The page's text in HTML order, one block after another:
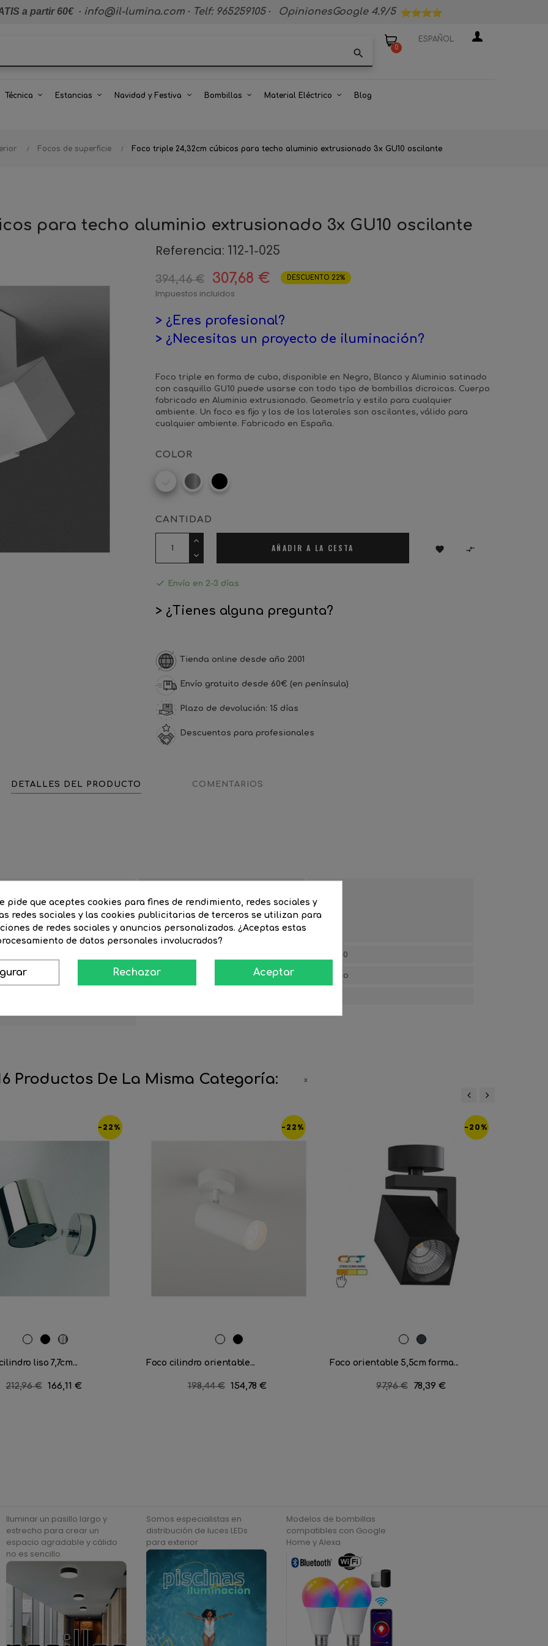
a partir 60€· info@il-lumina.com · Telf: 965259105 · OpinionesGoogle 4.9/5
search 0
ESPAÑOL
Técnica Estancias Navidad y Festiva Bombillas Material Eléctrico Blog
Focos de superficie Foco triple 24,32cm cúbicos para techo aluminio extrusionado 3x GU10 oscilante
para techo aluminio extrusionado 3x GU10 oscilante
Referencia: 112-1-025
394,46 € 307,68 € DESCUENTO 22%
Impuestos incluidos
> ¿Eres profesional?
> ¿Necesitas un proyecto de iluminación?
Foco triple en forma de cubo, disponible en Negro, Blanco y Aluminio satinado
con casquillo GU10 puede usarse con todo tipo de bombillas dicroicas. Cuerpo
fabricado en Aluminio extrusionado. Geometría y estilo para cualquier
ambiente. Un foco es fijo y los de los laterales son oscilantes, válido para
cualquier ambiente. Fabricado en España.
COLOR
RAL
9016
Aluminio
satinado
Negro
CANTIDAD
AÑADIR A LA CESTA  
 Envío en 2-3 días
> ¿Tienes alguna pregunta?
Tienda online desde año 2001
Envío gratuito desde 60€ (en península)
Plazo de devolución: 15 días
Descuentos para profesionales
DETALLES DEL PRODUCTO COMENTARIOS
Comedor
Casquillo GU10
220/240
Material
Aluminio
Productos De La Misma Categoría:
-22%
RAL
NegroCromo
liso 7,7cm...
Precio
212,96 € Precio
166,11 €
-22%
RAL
Negro
Foco cilindro orientable...
Precio
198,44 € Precio
154,78 €
-20%
BlancoNegro
Foco orientable 5,5cm forma...
Precio
97,96 € Precio
78,39 €
Iluminar un pasillo largo y
estrecho para crear un
espacio agradable y cálido
no es sencillo.
Somos especialistas en
distribución de luces LEDs
para exterior
Modelos de bombillas
compatibles con Google
Home y Alexa
pide que aceptes cookies para fines de rendimiento, redes sociales y
redes sociales y las cookies publicitarias de terceros se utilizan para
de redes sociales y anuncios personalizados. ¿Aceptas estas
de datos personales involucrados?
Rechazar Aceptar